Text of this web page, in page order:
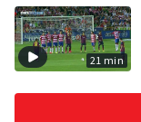
21 min